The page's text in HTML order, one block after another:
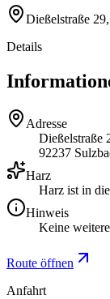
Dießelstraße
Details
Adresse
Dießelstraße
92237
Harz
Harz ist in
Hinweis
Keine
Route öffnen
Anfahrt